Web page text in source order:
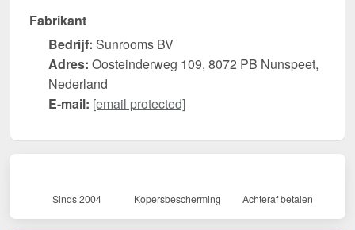
Fabrikant
Bedrijf: Sunrooms BV
Adres: Oosteinderweg 109, 8072 PB Nunspeet,
Nederland
E-mail: [email protected]
Sinds 2004 Kopersbescherming Achteraf betalen